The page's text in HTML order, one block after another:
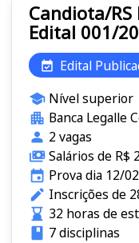
Candiota/
Edital 001/
Edital
Nível superior
Banca Legalle
2 vagas
Salários de R$
Prova dia 12/
Inscrições de
32 horas de
7 disciplinas